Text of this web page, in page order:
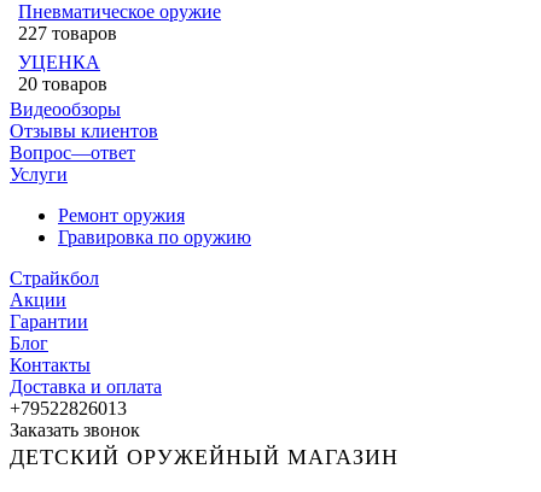
Пневматическое оружие
227 товаров
УЦЕНКА
20 товаров
Видеообзоры
Отзывы клиентов
Вопрос—ответ
Услуги
Ремонт оружия
Гравировка по оружию
Страйкбол
Акции
Гарантии
Блог
Контакты
Доставка и оплата
+79522826013
Заказать звонок
ДЕТСКИЙ ОРУЖЕЙНЫЙ МАГАЗИН